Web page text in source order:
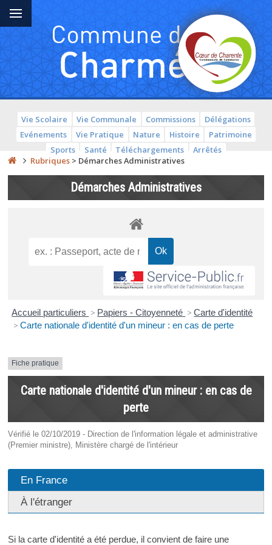
Vie Scolaire Vie Communale Commissions
Délégations
Evénements
Vie Pratique Nature Histoire
Patrimoine
Sports
Santé Téléchargements
Arrêtés
Rubriques > Démarches Administratives
Démarches Administratives
Accueil particuliers > Papiers - Citoyenneté > Carte d'identité
> Carte nationale d'identité d'un mineur : en cas de perte
Fiche pratique
Carte nationale d'identité d'un mineur : en cas de
perte
Vérifié le 02/10/2019 - Direction de l'information légale et administrative
(Premier ministre), Ministère chargé de l'intérieur
En France
À l'étranger
Si la carte d'identité a été perdue, il convient de faire une